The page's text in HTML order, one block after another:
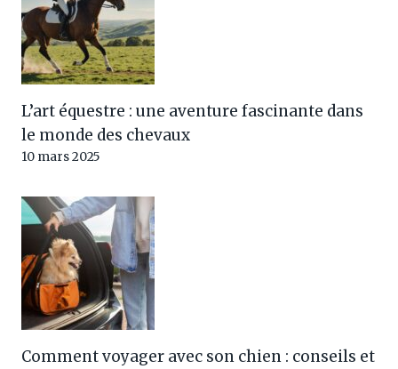
L’art équestre : une aventure fascinante dans
le monde des chevaux
10 mars 2025
Comment voyager avec son chien : conseils et